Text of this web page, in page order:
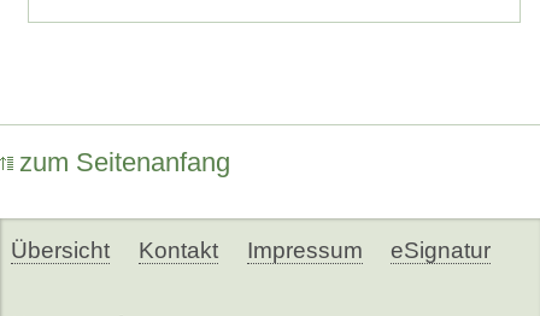
zum Seitenanfang
Übersicht Kontakt Impressum eSignatur